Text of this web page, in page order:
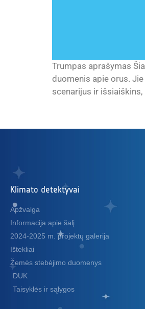
Trumpas aprašymas
duomenis apie orus.
scenarijus ir išsiaiškins,
Klimato detektyvai
Apžvalga
Informacija apie šalį
2024-2025 m. projektų galerija
Ištekliai
Žemės stebėjimo duomenys
DUK
Taisyklės ir sąlygos